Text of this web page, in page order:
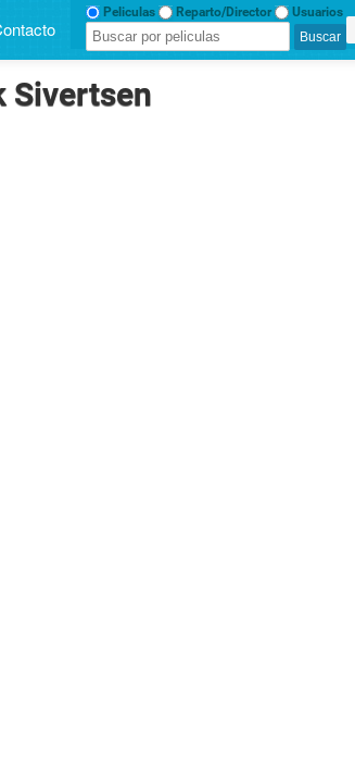
Peliculas Reparto/Director Usuarios
Sivertsen